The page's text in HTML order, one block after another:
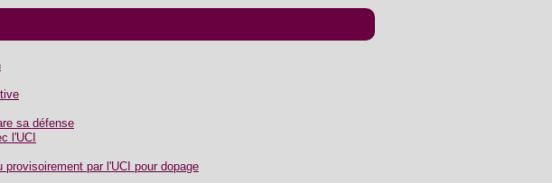
sa défense
l'UCI
par l'UCI pour dopage